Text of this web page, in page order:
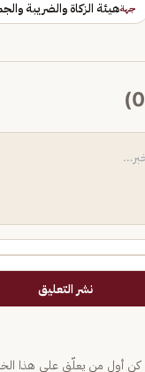
جهةهيئة الزكاة والضريبة
0
)
نشر التعليق
كن أول من يعلّق على هذا